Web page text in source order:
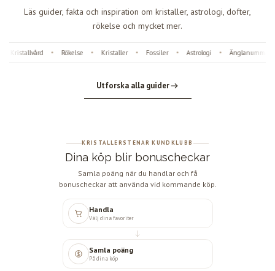
Läs guider, fakta och inspiration om kristaller, astrologi, dofter,
rökelse och mycket mer.
• Rökelse • Kristaller • Fossiler • Astrologi • Änglanummer •
Utforska alla guider
KRISTALLERSTENAR KUNDKLUBB
Dina köp blir bonuscheckar
Samla poäng när du handlar och få
bonuscheckar att använda vid kommande köp.
Handla
Välj dina favoriter
Samla poäng
På dina köp